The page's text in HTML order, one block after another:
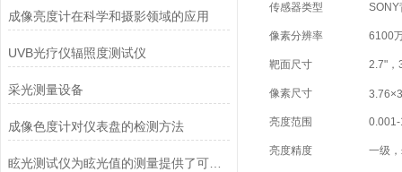
成像亮度计在科学和摄影领域的应用
UVB光疗仪辐照度测试仪
采光测量设备
成像色度计对仪表盘的检测方法
眩光测试仪为眩光值的测量提供了可靠的量值保障
传感器类型 SONY
像素分辨率 6100
靶面尺寸 2.7"，
像素尺寸
亮度范围
亮度精度 一级